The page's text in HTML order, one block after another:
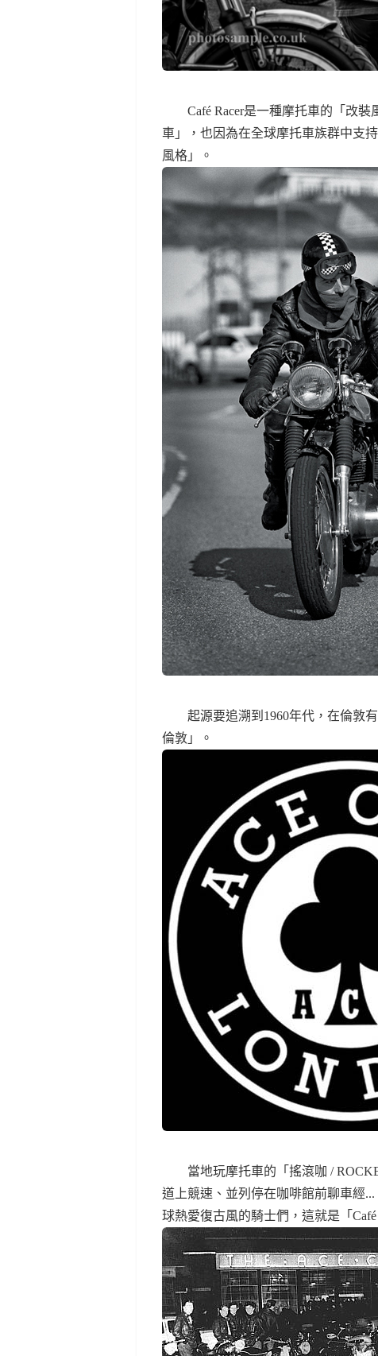
Café Racer是一種摩托車的「改裝
車」，也因為在全球摩托車族群中支
風格」。
起源要追溯到1960年代，在倫敦有
倫敦」。
當地玩摩托車的「搖滾咖 /
道上競速、並列停在咖啡館前聊車經
球熱愛復古風的騎士們，這就是「Café